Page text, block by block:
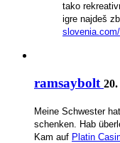
tako
igre najdeš
slovenia.com/
ramsaybolt
Meine Schwester
schenken. Hab
Kam auf Platin